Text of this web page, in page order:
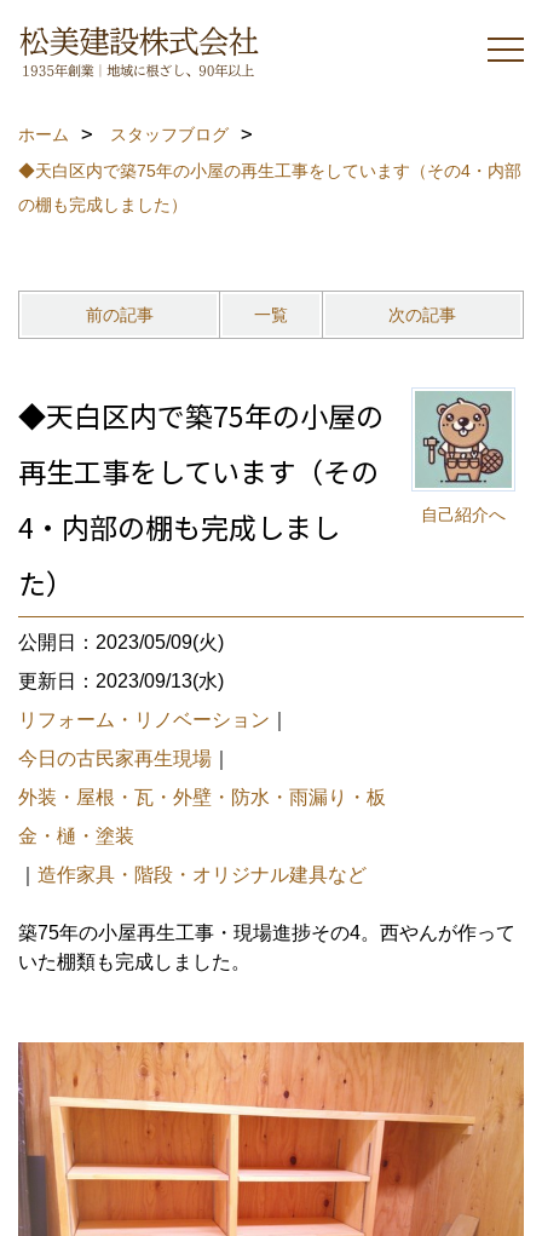
ホーム
スタッフブログ
◆天白区内で築75年の小屋の再生工事をしています（その4・内部
の棚も完成しました）
前の記事 一覧 次の記事
自己紹介へ
◆天白区内で築75年の小屋の
再生工事をしています（その
4・内部の棚も完成しまし
た）
公開日：2023/05/09(火)
更新日：2023/09/13(水)
リフォーム・リノベーション
今日の古民家再生現場
外装・屋根・瓦・外壁・防水・雨漏り・板
金・樋・塗装
造作家具・階段・オリジナル建具など
築75年の小屋再生工事・現場進捗その4。西やんが作って
いた棚類も完成しました。